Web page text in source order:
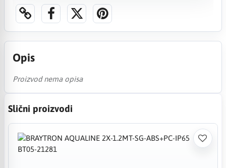
Opis
Proizvod nema opisa
Slični proizvodi